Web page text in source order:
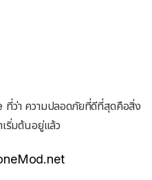
ว่า ความปลอดภัยที่ดีที่สุดคือสิ่ง
ริ่มต้นอยู่แล้ว